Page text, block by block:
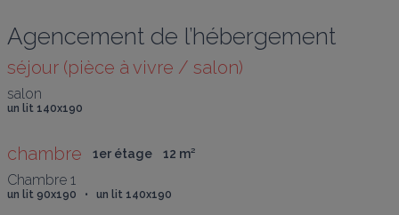
Agencement de l’hébergement
séjour (pièce à vivre / salon)
un lit 140x190
chambre 1er étage 12 m²
un lit 90x190   •   un lit 140x190